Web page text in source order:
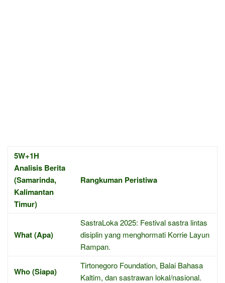
5W+1H
Analisis Berita
(Samarinda,
Kalimantan
Timur)
Rangkuman Peristiwa
What (Apa)
SastraLoka 2025: Festival sastra lintas
disiplin yang menghormati Korrie Layun
Rampan.
Who (Siapa)
Tirtonegoro Foundation, Balai Bahasa
Kaltim, dan sastrawan lokal/nasional.